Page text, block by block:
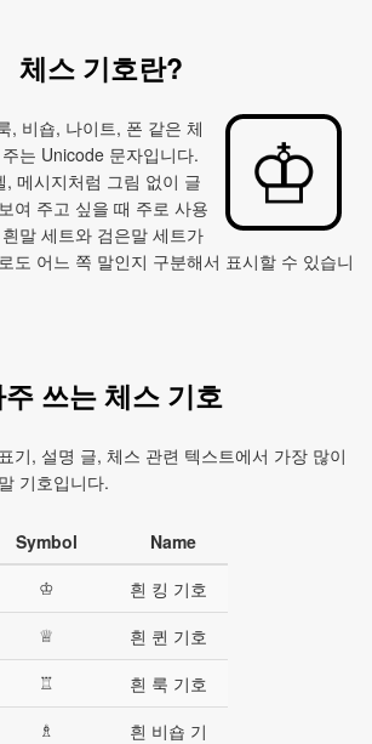
체스 기호란?
, 비숍, 나이트, 폰 같은 체
는 Unicode 문자입니다.
메시지처럼 그림 없이 글
여 주고 싶을 때 주로 사용
말 세트와 검은말 세트가
도 어느 쪽 말인지 구분해서 표시할 수 있습니
쓰는 체스 기호
기, 설명 글, 체스 관련 텍스트에서 가장 많이
기호입니다.
Symbol
Name
♔
흰 킹 기호
♕
흰 퀸 기호
♖
흰 룩 기호
♗
흰 비숍 기